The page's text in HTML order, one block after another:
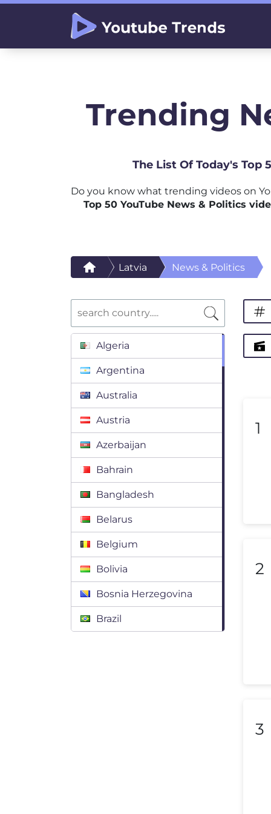
Trending
The List Of Today's Top
Do you know what trending videos on
Top 50 YouTube News & Politics
Latvia News & Politics
Algeria
Argentina
Australia
Austria
Azerbaijan
Bahrain
Bangladesh
Belarus
Belgium
Bolivia
Bosnia Herzegovina
Brazil
1
2
3